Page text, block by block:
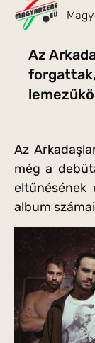
Az
Az
még a
album